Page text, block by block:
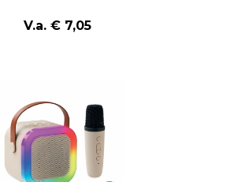
V.a. € 7,05